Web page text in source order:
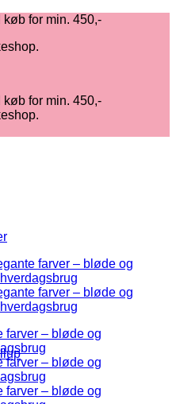
for min. 450,-
for min. 450,-